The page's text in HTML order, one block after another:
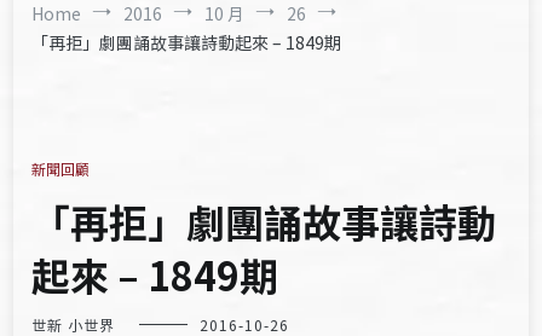
Home 2016 10 月
26
「再拒」劇團誦故事讓詩動起來 – 1849期
新聞回顧
「再拒」劇團誦故事讓詩動
起來 – 1849期
世新 小世界 2016-10-26